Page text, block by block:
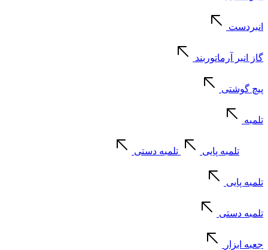
انبردست
گاز انبر آرماتوربند
پیچ گوشتی
تلمبه
تلمبه پایی تلمبه دستی
تلمبه پایی
تلمبه دستی
جعبه ابزار